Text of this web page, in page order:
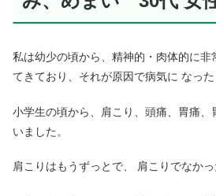
私は幼少の頃から、精神的・肉体的に非
てきており、それが原因で病気に なった
小学生の頃から、肩こり、頭痛、胃痛
いました。
肩こりはもうずっとで、 肩こりでなかっ